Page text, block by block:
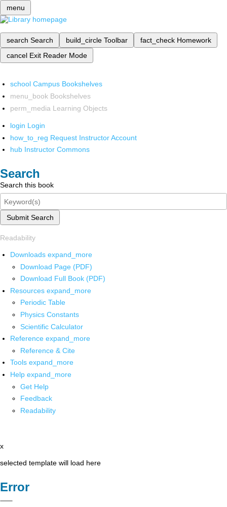
menu
search Search build_circle Toolbar fact_check Homework
cancel Exit Reader Mode
school Campus Bookshelves
menu_book Bookshelves
perm_media Learning Objects
login Login
how_to_reg Request Instructor Account
hub Instructor Commons
Search
Search this book
Submit Search
Readability
Downloads expand_more
Download Page (PDF)
Download Full Book (PDF)
Resources expand_more
Periodic Table
Physics Constants
Scientific Calculator
Reference expand_more
Reference & Cite
Tools expand_more
Help expand_more
Get Help
Feedback
Readability
x
selected template will load here
Error